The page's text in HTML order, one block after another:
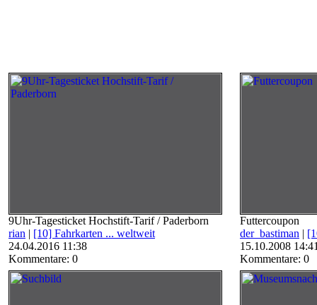
9Uhr-Tagesticket Hochstift-Tarif / Paderborn
rian | [10] Fahrkarten ... weltweit
24.04.2016 11:38
Kommentare: 0
Futtercoupon
der_bastiman |
15.10.2008
Kommentare: 0